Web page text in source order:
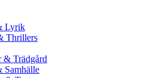
Lyrik
Thrillers
& Trädgård
Samhälle